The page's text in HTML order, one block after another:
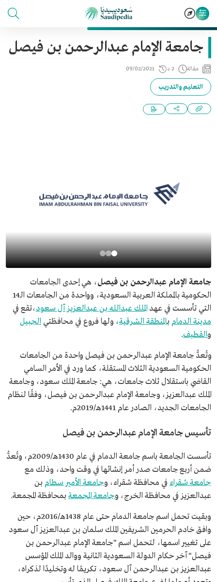
جامعة الإمام عبدالرحمن بن فيصل
مقالة 2 د 09/02/2021
التعليم والتدريب
جامعة الإمام عبدالرحمن بن فيصل، هي إحدى الجامعات
الحكومية بالمملكة العربية السعودية، وواحدة من الجامعات الـ14
التي تأسست في عهد الملك عبدالله بن عبدالعزيز آل سعود،تقع في
مدينة الدمام بالمنطقة الشرقية، ولها فروع في محافظتي الجبيل
والقطيف.
وتُعدُّ جامعة الإمام عبدالرحمن بن فيصل واحدة من الجامعات
الحكومية السعودية الثلاث المستقلة، كما ورد في الأمر السامي
القاضي باستقلال ثلاث جامعات، هي: جامعة الملك سعود، وجامعة
الملك عبدالعزيز، وجامعة الإمام عبدالرحمن بن فيصل، وفقًا لنظام
الجامعات الجديد، الصادر عام 1441هـ/2019م.
تأسيس جامعة الإمام عبدالرحمن بن فيصل
تأسست الجامعة باسم جامعة الدمام في عام 1430هـ/2009م، وتُعدُّ
ضمن أربع جامعات صدر أمر إنشائها في وقت واحد، وذلك مع
جامعة شقراء في محافظة شقراء، وجامعة الأمير سطام بن
عبدالعزيز في محافظة الخرج، وجامعة المجمعة بمحافظة المجمعة.
وبقيت تحمل اسم جامعة الدمام حتى عام 1438هـ/2016م، حين
وافق خادم الحرمين الشريفين الملك سلمان بن عبدالعزيز آل سعود
على تغيير اسمها، لتحمل اسم "جامعة الإمام عبدالرحمن بن
فيصل" آخر حكام الدولة السعودية الثانية ووالد الملك المؤسس
عبدالعزيز بن عبدالرحمن آل سعود، تكريمًا له وتخليدًا لذكراه،